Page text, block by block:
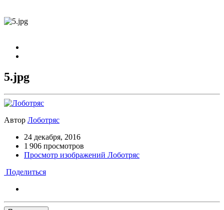
5.jpg
Автор Лоботряс
24 декабря, 2016
1 906 просмотров
Просмотр изображений Лоботряс
Поделиться